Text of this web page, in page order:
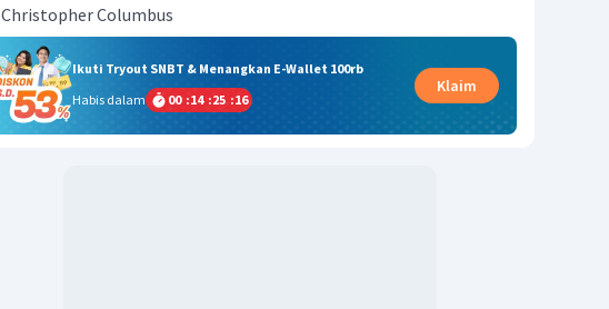
Christopher Columbus
Ikuti Tryout SNBT & Menangkan E-Wallet 100rb
Habis dalam
00 :14 :25 :15
Klaim